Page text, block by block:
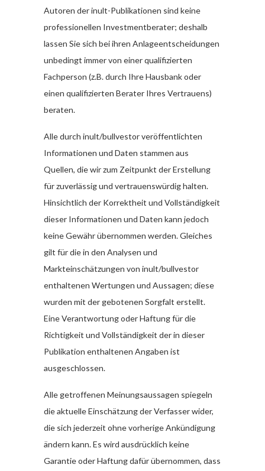
Autoren der inult-Publikationen sind keine
professionellen Investmentberater; deshalb
lassen Sie sich bei ihren Anlageentscheidungen
unbedingt immer von einer qualifizierten
Fachperson (z.B. durch Ihre Hausbank oder
einen qualifizierten Berater Ihres Vertrauens)
beraten.
Alle durch inult/bullvestor veröffentlichten
Informationen und Daten stammen aus
Quellen, die wir zum Zeitpunkt der Erstellung
für zuverlässig und vertrauenswürdig halten.
Hinsichtlich der Korrektheit und Vollständigkeit
dieser Informationen und Daten kann jedoch
keine Gewähr übernommen werden. Gleiches
gilt für die in den Analysen und
Markteinschätzungen von inult/bullvestor
enthaltenen Wertungen und Aussagen; diese
wurden mit der gebotenen Sorgfalt erstellt.
Eine Verantwortung oder Haftung für die
Richtigkeit und Vollständigkeit der in dieser
Publikation enthaltenen Angaben ist
ausgeschlossen.
Alle getroffenen Meinungsaussagen spiegeln
die aktuelle Einschätzung der Verfasser wider,
die sich jederzeit ohne vorherige Ankündigung
ändern kann. Es wird ausdrücklich keine
Garantie oder Haftung dafür übernommen, dass